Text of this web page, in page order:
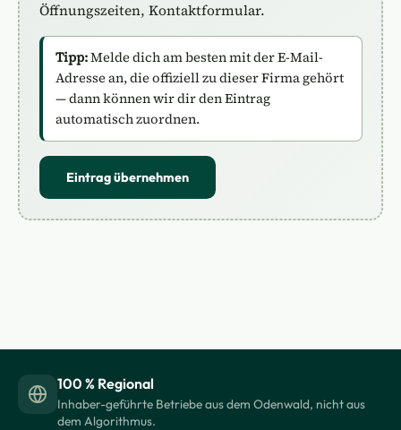
Öffnungszeiten, Kontaktformular.
Tipp:Melde dich am besten mit der E-Mail-
Adresse an, die offiziell zu dieser Firma gehört
— dann können wir dir den Eintrag
automatisch zuordnen.
Eintrag übernehmen
100 % Regional
Inhaber-geführte Betriebe aus dem Odenwald, nicht aus
dem Algorithmus.